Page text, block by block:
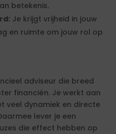
betekenis.
Je krijgt vrijheid in jouw
en ruimte om jouw rol op
adviseur die breed
financiën. Je werkt aan
veel dynamiek en directe
lever je een
die effect hebben op